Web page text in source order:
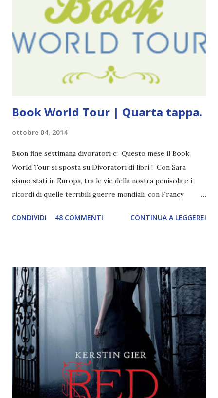
Pubblicazione: 10 Gennaio 2023 Traduttore: Laura Lancini
Trama: “Si chiama Michael Crist. È il fratello maggiore del
mio ragazzo ed è come quei film dell'orrore che guardi
coprendoti gli occhi. È bellissimo, forte, e assolutamente
visto, l'ho sentito. Le cose che ha fatto, i misfatti ch...
Book World Tour | Quarta tappa.
ottobre 04, 2014
Buon fine settimana divoratori c: Questo mese il Book
World Tour si sposta su Divoratori di libri ! Con Sara
siamo stati in Europa, tra le vie della nostra penisola e i
ricordi di quelle terribili guerre mondiali; con Francy
abbiamo vagato nella savana. Ora preparate le valigie che si
obiettivi! OBIETTIVI Iniziamo con un obiettivo facile facile:
un libro ambientato in Australia . Mare, mare, mare !
L'Oceania è circondata dal mare! Un libro nel quale il mare è
l'elemento fondamentale. Un libro sulle sirene, un libro con
protagonisti dei surfisti.. un libro importante nella storia
della letteratura australiana, neozelandese, ecc . l'Oceania
è ricca di natura! Leggete un libro con una cover molto, ...
CONDIVIDI 48 COMMENTI CONTINUA A LEGGERE!